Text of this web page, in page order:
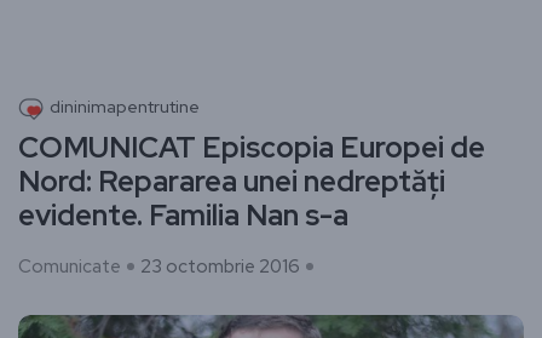
dininimapentrutine
COMUNICAT Episcopia Europei de
Nord: Repararea unei nedreptăți
evidente. Familia Nan s-a
Comunicate 23 octombrie 2016